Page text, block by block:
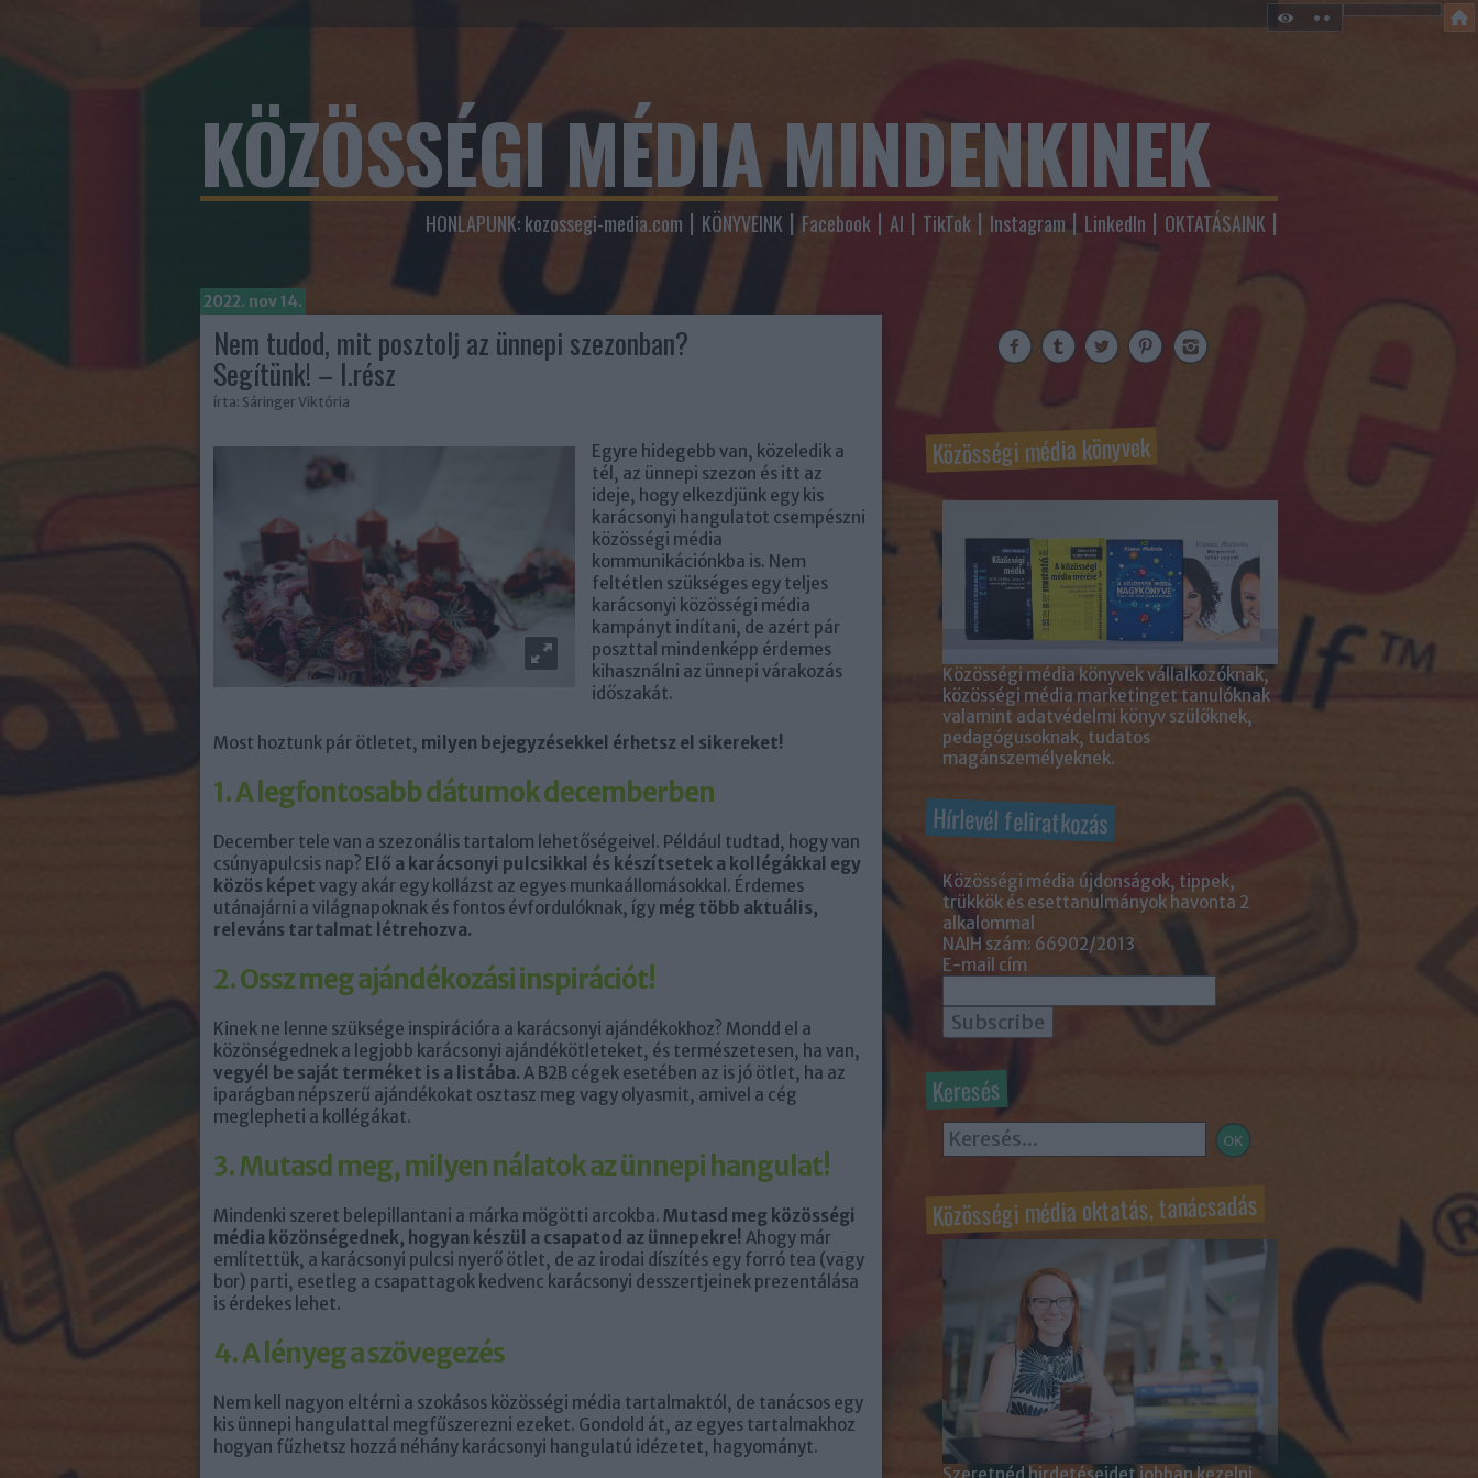
KÖZÖSSÉGI MÉDIA MINDENKINEK
HONLAPUNK: kozossegi-media.com KÖNYVEINK Facebook AI TikTok Instagram LinkedIn OKTATÁSAINK
2022. nov 14.
Nem tudod, mit posztolj az ünnepi szezonban?
Segítünk! – I.rész
írta: Sáringer Viktória
Egyre hidegebb van, közeledik a
tél, az ünnepi szezon és itt az
ideje, hogy elkezdjünk egy kis
karácsonyi hangulatot csempészni
közösségi média
kommunikációnkba is. Nem
feltétlen szükséges egy teljes
karácsonyi közösségi média
kampányt indítani, de azért pár
poszttal mindenképp érdemes
kihasználni az ünnepi várakozás
időszakát.
Most hoztunk pár ötletet, milyen bejegyzésekkel érhetsz el sikereket!
1. A legfontosabb dátumok decemberben
December tele van a szezonális tartalom lehetőségeivel. Például tudtad, hogy van
csúnyapulcsis nap? Elő a karácsonyi pulcsikkal és készítsetek a kollégákkal egy
közös képet vagy akár egy kollázst az egyes munkaállomásokkal. Érdemes
utánajárni a világnapoknak és fontos évfordulóknak, így még több aktuális,
releváns tartalmat létrehozva.
2. Ossz meg ajándékozási inspirációt!
Kinek ne lenne szüksége inspirációra a karácsonyi ajándékokhoz? Mondd el a
közönségednek a legjobb karácsonyi ajándékötleteket, és természetesen, ha van,
vegyél be saját terméket is a listába. A B2B cégek esetében az is jó ötlet, ha az
iparágban népszerű ajándékokat osztasz meg vagy olyasmit, amivel a cég
meglepheti a kollégákat.
3. Mutasd meg, milyen nálatok az ünnepi hangulat!
Mindenki szeret belepillantani a márka mögötti arcokba. Mutasd meg közösségi
média közönségednek, hogyan készül a csapatod az ünnepekre! Ahogy már
említettük, a karácsonyi pulcsi nyerő ötlet, de az irodai díszítés egy forró tea (vagy
bor) parti, esetleg a csapattagok kedvenc karácsonyi desszertjeinek prezentálása
is érdekes lehet.
4. A lényeg a szövegezés
Nem kell nagyon eltérni a szokásos közösségi média tartalmaktól, de tanácsos egy
kis ünnepi hangulattal megfűszerezni ezeket. Gondold át, az egyes tartalmakhoz
hogyan fűzhetsz hozzá néhány karácsonyi hangulatú idézetet, hagyományt.
Közösségi média könyvek
Közösségi média könyvek vállalkozóknak,
közösségi média marketinget tanulóknak
valamint adatvédelmi könyv szülőknek,
pedagógusoknak, tudatos
magánszemélyeknek.
Hírlevél feliratkozás
Közösségi média újdonságok, tippek,
trükkök és esettanulmányok havonta 2
alkalommal
NAIH szám: 66902/2013
E-mail cím
Keresés
Közösségi média oktatás, tanácsadás
Szeretnéd hirdetéseidet jobban kezelni,